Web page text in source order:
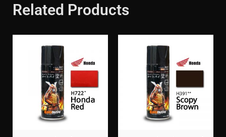
Related Products